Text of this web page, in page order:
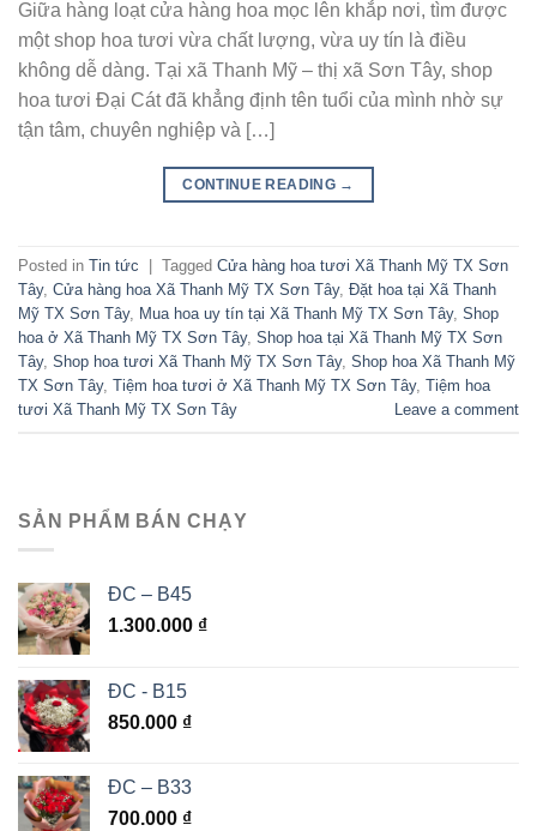
Giữa hàng loạt cửa hàng hoa mọc lên khắp nơi, tìm được
một shop hoa tươi vừa chất lượng, vừa uy tín là điều
không dễ dàng. Tại xã Thanh Mỹ – thị xã Sơn Tây, shop
hoa tươi Đại Cát đã khẳng định tên tuổi của mình nhờ sự
tận tâm, chuyên nghiệp và […]
CONTINUE READING →
Posted in Tin tức Tagged Cửa hàng hoa tươi Xã Thanh Mỹ TX Sơn
Tây, Cửa hàng hoa Xã Thanh Mỹ TX Sơn Tây, Đặt hoa tại Xã Thanh
Mỹ TX Sơn Tây, Mua hoa uy tín tại Xã Thanh Mỹ TX Sơn Tây, Shop
hoa ở Xã Thanh Mỹ TX Sơn Tây, Shop hoa tại Xã Thanh Mỹ TX Sơn
Tây, Shop hoa tươi Xã Thanh Mỹ TX Sơn Tây, Shop hoa Xã Thanh Mỹ
TX Sơn Tây, Tiệm hoa tươi ở Xã Thanh Mỹ TX Sơn Tây, Tiệm hoa
tươi Xã Thanh Mỹ TX Sơn Tây
Leave a comment
SẢN PHẨM BÁN CHẠY
ĐC – B45
1.300.000 ₫
ĐC - B15
850.000 ₫
ĐC – B33
700.000 ₫